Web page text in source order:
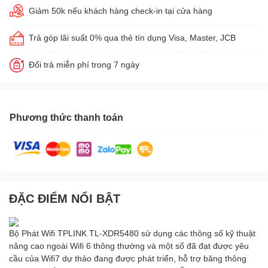
Giảm 50k nếu khách hàng check-in tại cửa hàng
Trả góp lãi suất 0% qua thẻ tín dụng Visa, Master, JCB
Đổi trả miễn phí trong 7 ngày
Phương thức thanh toán
ĐẶC ĐIỂM NỔI BẬT
Bộ Phát Wifi TPLINK TL-XDR5480 sử dụng các thông số kỹ thuật
nâng cao ngoài Wifi 6 thông thường và một số đã đạt được yêu
cầu của Wifi7 dự thảo đang được phát triển, hỗ trợ băng thông